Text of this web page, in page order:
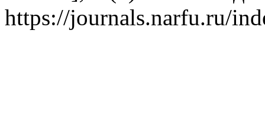
https://journals.narfu.ru/